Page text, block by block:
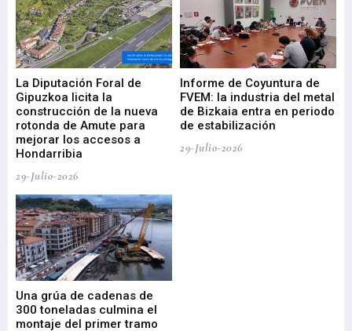
La Diputación Foral de
Gipuzkoa licita la
construcción de la nueva
rotonda de Amute para
mejorar los accesos a
Hondarribia
29-Julio-2026
Informe de Coyuntura de
FVEM: la industria del metal
de Bizkaia entra en periodo
de estabilización
29-Julio-2026
Una grúa de cadenas de
300 toneladas culmina el
montaje del primer tramo